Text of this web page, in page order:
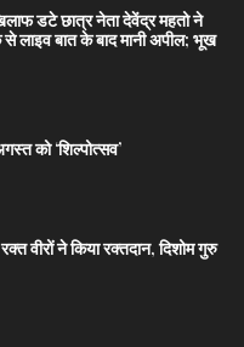
डटे छात्र नेता देवेंद्र महतो ने
से लाइव बात के बाद मानी अपील; भूख
को ‘शिल्पोत्सव’
वीरों ने किया रक्तदान, दिशोम गुरु